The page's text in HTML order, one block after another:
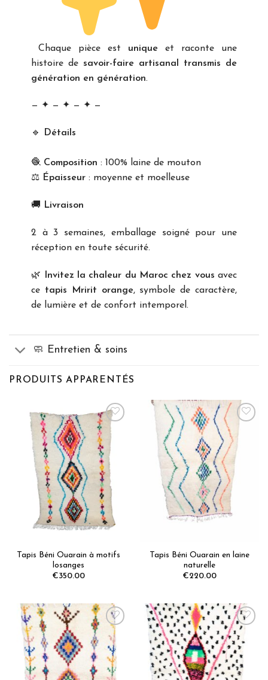
Chaque pièce est unique et raconte une
histoire de savoir-faire artisanal transmis de
génération en génération.
— ✦ — ✦ — ✦ —
🔹 Détails
🧶 Composition : 100% laine de mouton
⚖️ Épaisseur: moyenne et moelleuse
🚚 Livraison
2 à 3 semaines, emballage soigné pour une
réception en toute sécurité.
🌿 Invitez la chaleur du Maroc chez vous avec
ce tapis Mririt orange, symbole de caractère,
de lumière et de confort intemporel.
🧼 Entretien & soins
PRODUITS APPARENTÉS
Ajoutez
favoris
Tapis Béni Ouarain à motifs
losanges
€350.00
Ajoutez
Tapis Béni Ouarain en laine
naturelle
€220.00
Ajoutez
aux
favoris
Ajoutez
aux
favoris